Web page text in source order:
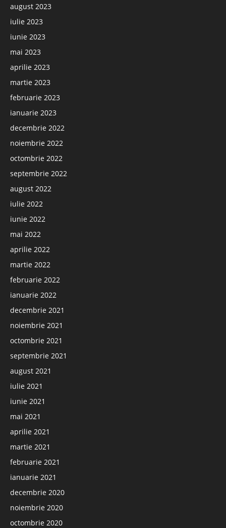
august 2023
iulie 2023
iunie 2023
mai 2023
aprilie 2023
martie 2023
februarie 2023
ianuarie 2023
decembrie 2022
noiembrie 2022
octombrie 2022
septembrie 2022
august 2022
iulie 2022
iunie 2022
mai 2022
aprilie 2022
martie 2022
februarie 2022
ianuarie 2022
decembrie 2021
noiembrie 2021
octombrie 2021
septembrie 2021
august 2021
iulie 2021
iunie 2021
mai 2021
aprilie 2021
martie 2021
februarie 2021
ianuarie 2021
decembrie 2020
noiembrie 2020
octombrie 2020